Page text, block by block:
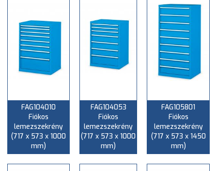
FAG104010
Fiókos
lemezszekrény
(717 x 573 x 1000
mm)
FAG104053
Fiókos
lemezszekrény
(717 x 573 x 1000
mm)
FAG105801
Fiókos
lemezszekrény
(717 x 573 x 1450
mm)